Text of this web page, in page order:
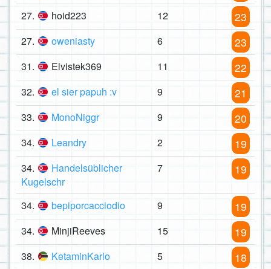
27. hoid223 12 23
27. oweniasty 6 23
31. Elvistek369 11 22
32. el sier papuh :v 9 21
33. MonoNiggr 9 20
34. Leandry 2 19
34.
Handelsüblicher
Kugelschr
7 19
34. bepiporcacciodio 9 19
34. MinjiReeves 15 19
38. KetaminKarlo 5 18